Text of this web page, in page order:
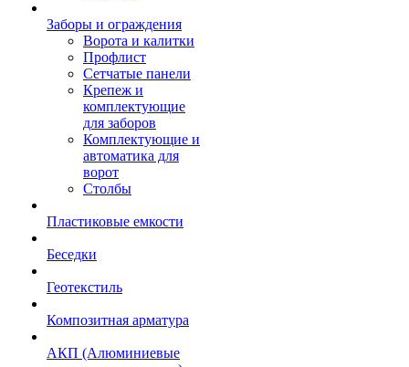
Заборы и ограждения
Ворота и калитки
Профлист
Сетчатые панели
Крепеж и
комплектующие
для заборов
Комплектующие и
автоматика для
ворот
Столбы
Пластиковые емкости
Беседки
Геотекстиль
Композитная арматура
АКП (Алюминиевые